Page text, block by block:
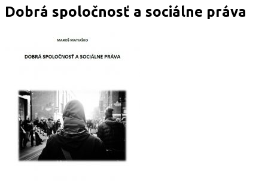
Dobrá spoločnosť a sociálne práva